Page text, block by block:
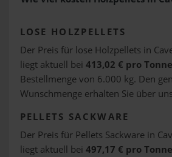
LOSE HOLZPELLETS
Der Preis für lose Holzpellets in
liegt aktuell bei 413,02 € pro Tonne
Bestellmenge von 6.000 kg. Den
Wunschmenge erhalten Sie über
PELLETS SACKWARE
Der Preis für Pellets Sackware in
liegt aktuell bei 497,17 € pro Tonne